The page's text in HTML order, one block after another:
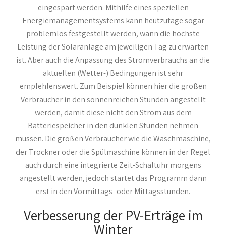
eingespart werden. Mithilfe eines speziellen
Energiemanagementsystems kann heutzutage sogar
problemlos festgestellt werden, wann die höchste
Leistung der Solaranlage am jeweiligen Tag zu erwarten
ist. Aber auch die Anpassung des Stromverbrauchs an die
aktuellen (Wetter-) Bedingungen ist sehr
empfehlenswert. Zum Beispiel können hier die großen
Verbraucher in den sonnenreichen Stunden angestellt
werden, damit diese nicht den Strom aus dem
Batteriespeicher in den dunklen Stunden nehmen
müssen. Die großen Verbraucher wie die Waschmaschine,
der Trockner oder die Spülmaschine können in der Regel
auch durch eine integrierte Zeit-Schaltuhr morgens
angestellt werden, jedoch startet das Programm dann
erst in den Vormittags- oder Mittagsstunden.
Verbesserung der PV-Erträge im
Winter